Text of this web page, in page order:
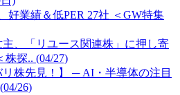
好業績＆低PER 27社 ＜GW特集
、「リユース関連株」に押し寄
探.. (04/27)
リ株先見！】 ─ AI・半導体の注目
26)